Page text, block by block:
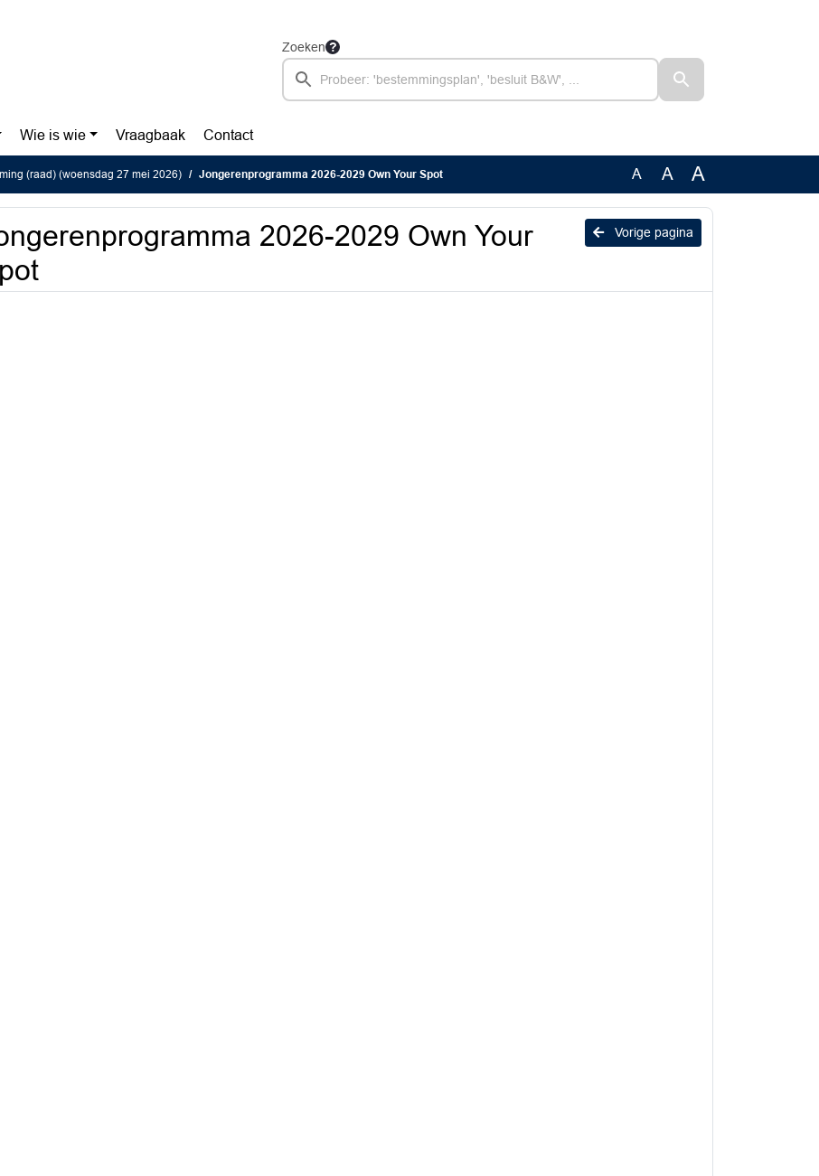
Zoeken
Wie is wie Vraagbaak Contact
(raad) (woensdag 27 mei 2026) Jongerenprogramma 2026-2029 Own Your Spot A A A
Vorige pagina
2026-2029 Own Your